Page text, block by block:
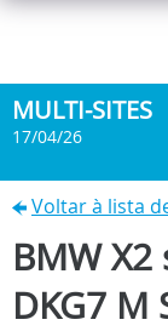
MULTI-SITES
17/04/26
Voltar à lista
BMW
DKG7 M